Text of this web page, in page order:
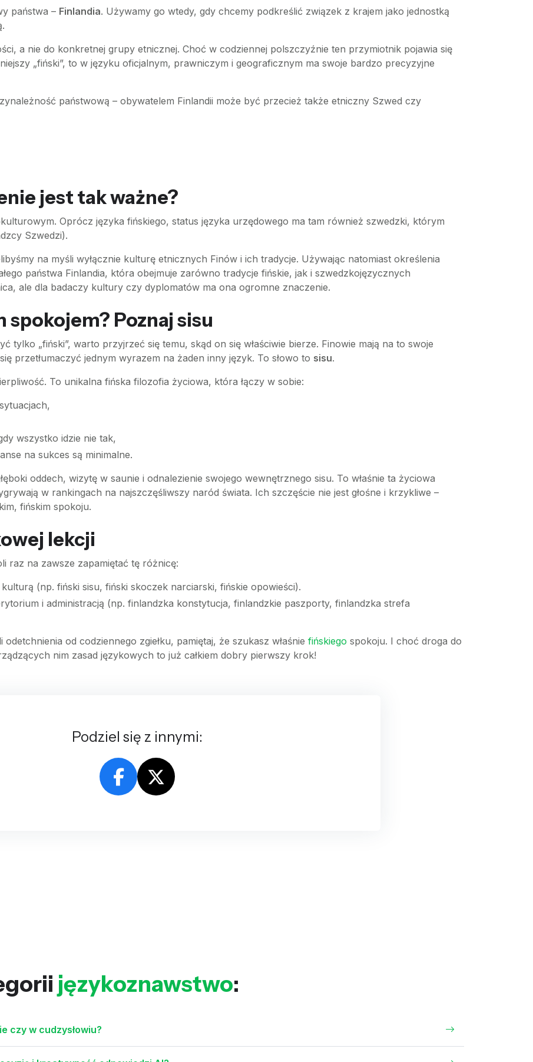
państwa – Finlandia. Używamy go wtedy, gdy chcemy podkreślić związek z krajem jako jednostką
a nie do konkretnej grupy etnicznej. Choć w codziennej polszczyźnie ten przymiotnik pojawia się
„fiński”, to w języku oficjalnym, prawniczym i geograficznym ma swoje bardzo precyzyjne
państwową – obywatelem Finlandii może być przecież także etniczny Szwed czy
jest tak ważne?
Oprócz języka fińskiego, status języka urzędowego ma tam również szwedzki, którym
Szwedzi).
na myśli wyłącznie kulturę etnicznych Finów i ich tradycje. Używając natomiast określenia
państwa Finlandia, która obejmuje zarówno tradycje fińskie, jak i szwedzkojęzycznych
ale dla badaczy kultury czy dyplomatów ma ona ogromne znaczenie.
spokojem? Poznaj sisu
tylko „fiński”, warto przyjrzeć się temu, skąd on się właściwie bierze. Finowie mają na to swoje
przetłumaczyć jednym wyrazem na żaden inny język. To słowo to sisu.
To unikalna fińska filozofia życiowa, która łączy w sobie:
wszystko idzie nie tak,
na sukces są minimalne.
oddech, wizytę w saunie i odnalezienie swojego wewnętrznego sisu. To właśnie ta życiowa
w rankingach na najszczęśliwszy naród świata. Ich szczęście nie jest głośne i krzykliwe –
fińskim spokoju.
lekcji
raz na zawsze zapamiętać tę różnicę:
(np. fiński sisu, fiński skoczek narciarski, fińskie opowieści).
i administracją (np. finlandzka konstytucja, finlandzkie paszporty, finlandzka strefa
od codziennego zgiełku, pamiętaj, że szukasz właśnie fińskiego spokoju. I choć droga do
nim zasad językowych to już całkiem dobry pierwszy krok!
Podziel się z innymi:
językoznawstwo:
czy w cudzysłowiu?